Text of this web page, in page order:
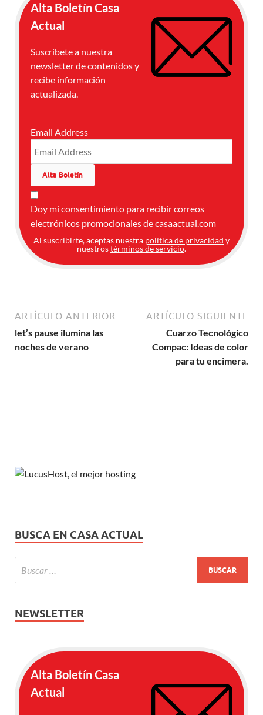
Alta Boletín Casa
Actual
Suscríbete a nuestra
newsletter de contenidos y
recibe información
actualizada.
Email Address
Doy mi consentimiento para recibir correos
electrónicos promocionales de casaactual.com
Al suscribirte, aceptas nuestra política de privacidad y
nuestrostérminos de servicio.
ARTÍCULO ANTERIOR
let’s pause ilumina las
noches de verano
ARTÍCULO SIGUIENTE
Cuarzo Tecnológico
Compac: Ideas de color
para tu encimera.
BUSCA EN CASA ACTUAL
NEWSLETTER
Alta Boletín Casa
Actual